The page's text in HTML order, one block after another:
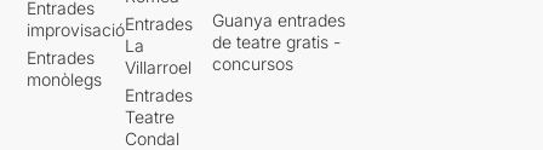
Entrades
improvisació
Entrades
monòlegs
Entrades
La
Villarroel
Entrades
Teatre
Condal
Guanya entrades
de teatre gratis -
concursos